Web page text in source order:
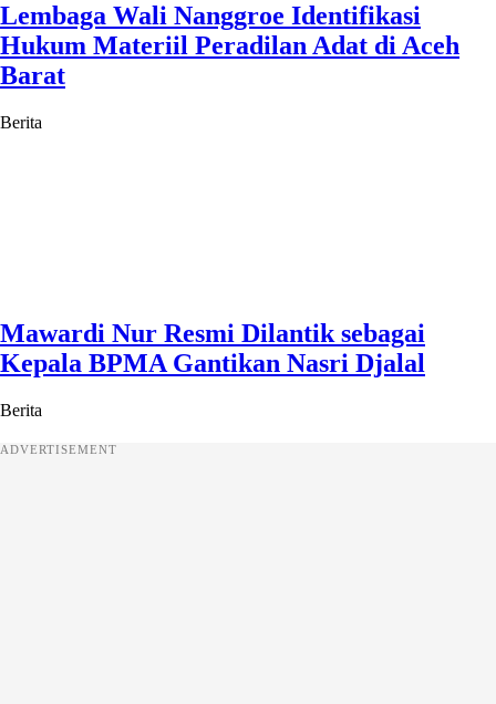
Lembaga Wali Nanggroe Identifikasi
Hukum Materiil Peradilan Adat di Aceh
Barat
Berita
Mawardi Nur Resmi Dilantik sebagai
Kepala BPMA Gantikan Nasri Djalal
Berita
ADVERTISEMENT